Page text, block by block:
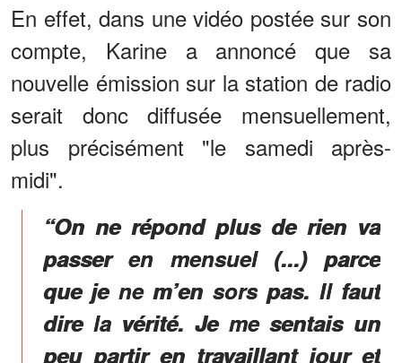
En effet, dans une vidéo postée sur son
compte, Karine a annoncé que sa
nouvelle émission sur la station de radio
serait donc diffusée mensuellement,
plus précisément "le samedi après-
midi".
“On ne répond plus de rien va
passer en mensuel (...) parce
que je ne m’en sors pas. Il faut
dire la vérité. Je me sentais un
peu partir en travaillant jour et